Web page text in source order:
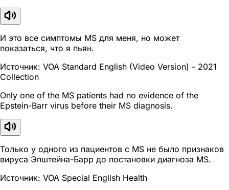
И это все симптомы MS для меня, но может
показаться, что я пьян.
Источник: VOA Standard English (Video Version) - 2021
Collection
Only one of the MS patients had no evidence of the
Epstein-Barr virus before their MS diagnosis.
Только у одного из пациентов с MS не было признаков
вируса Эпштейна-Барр до постановки диагноза MS.
Источник: VOA Special English Health